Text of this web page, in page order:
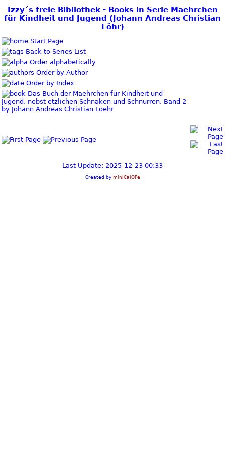
Izzy´s freie Bibliothek - Books in Serie Maehrchen
für Kindheit und Jugend (Johann Andreas Christian
Löhr)
Start Page
Back to Series List
Order alphabetically
Order by Author
Order by Index
Das Buch der Maehrchen für Kindheit und
Jugend, nebst etzlichen Schnaken und Schnurren, Band 2
by Johann Andreas Christian Loehr
Last Update: 2025-12-23 00:33
Created by miniCalOPe